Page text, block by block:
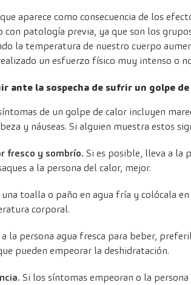
aparece como consecuencia de los
con patología previa, ya que son los
la temperatura de nuestro cuerpo
un esfuerzo físico muy intenso o
ante la sospecha de sufrir un golpe
de un golpe de calor incluyen
y náuseas. Si alguien muestra estos
fresco y sombrío. Si es posible, lleva a la
a la persona del calor, mejor.
toalla o paño en agua fría y colócala
corporal.
a la persona agua fresca para beber,
pueden empeorar la deshidratación.
Si los síntomas empeoran o la